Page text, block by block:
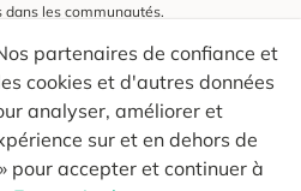
partenaires de confiance et
cookies et d'autres données
analyser, améliorer et
sur et en dehors de
pour accepter et continuer à
les communautés.
nos explorateurs et recevoir des
Envoyer